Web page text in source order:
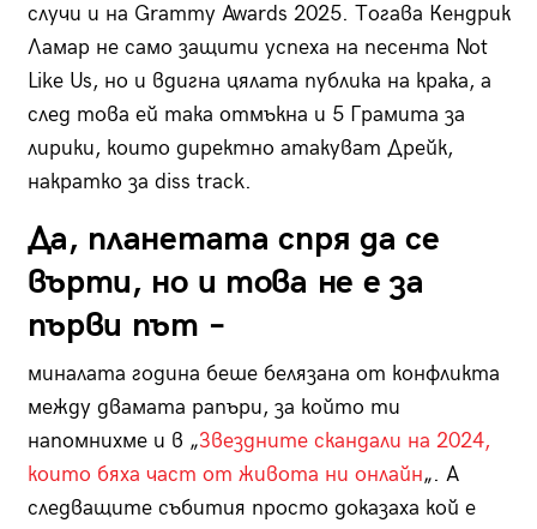
случи и на Grammy Awards 2025. Тогава Кендрик
Ламар не само защити успеха на песента Not
Like Us, но и вдигна цялата публика на крака, а
след това ей така отмъкна и 5 Грамита за
лирики, които директно атакуват Дрейк,
накратко за diss track.
Да, планетата спря да се
върти, но и това не е за
първи път –
миналата година беше белязана от конфликта
между двамата рапъри, за който ти
напомнихме и в „Звездните скандали на 2024,
които бяха част от живота ни онлайн„. А
следващите събития просто доказаха кой е